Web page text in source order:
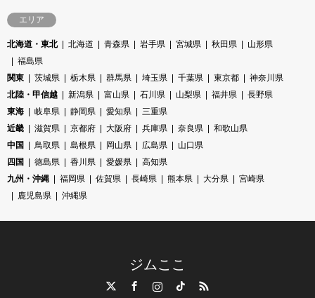
エリア
北海道・東北 北海道 青森県 岩手県 宮城県 秋田県
山形県
福島県
関東
茨城県 栃木県 群馬県 埼玉県 千葉県 東京都
神奈川県
北陸・甲信越
新潟県 富山県 石川県 山梨県 福井県
長野県
東海
岐阜県 静岡県 愛知県
三重県
近畿
滋賀県 京都府 大阪府 兵庫県 奈良県
和歌山県
中国
鳥取県 島根県 岡山県 広島県
山口県
四国
徳島県 香川県 愛媛県
高知県
九州・沖縄
福岡県 佐賀県 長崎県 熊本県 大分県
宮崎県
鹿児島県
沖縄県
ジムここ
TikTok RSS